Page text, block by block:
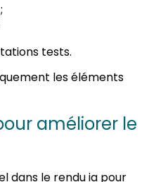
tests.
les éléments
améliorer le
dans le rendu ia pour